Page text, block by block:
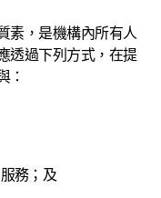
素，是機構內所有人
透過下列方式，在提
：
務；及